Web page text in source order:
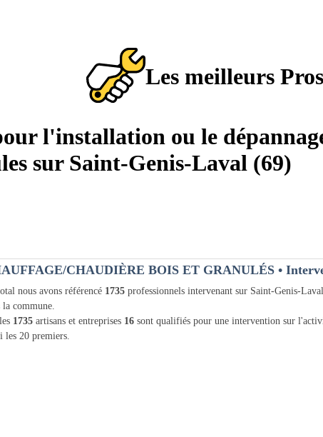
Les meilleurs
l'installation ou le
sur Saint-Genis-Laval (69)
CHAUDIÈRE BOIS ET GRANULÉS •
nous avons référencé 1735 professionnels intervenant sur Saint-Genis-
la commune.
1735 artisans et entreprises 16 sont qualifiés pour une intervention sur
les 20 premiers.